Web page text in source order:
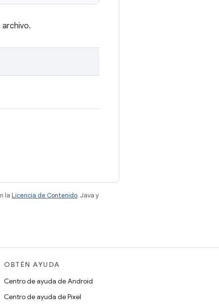
archivo.
la Licencia de Contenido. Java y
OBTÉN AYUDA
Centro de ayuda de Android
Centro de ayuda de Pixel